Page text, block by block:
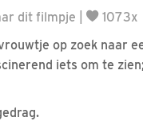
dit filmpje
1073x
op zoek naar
iets om te